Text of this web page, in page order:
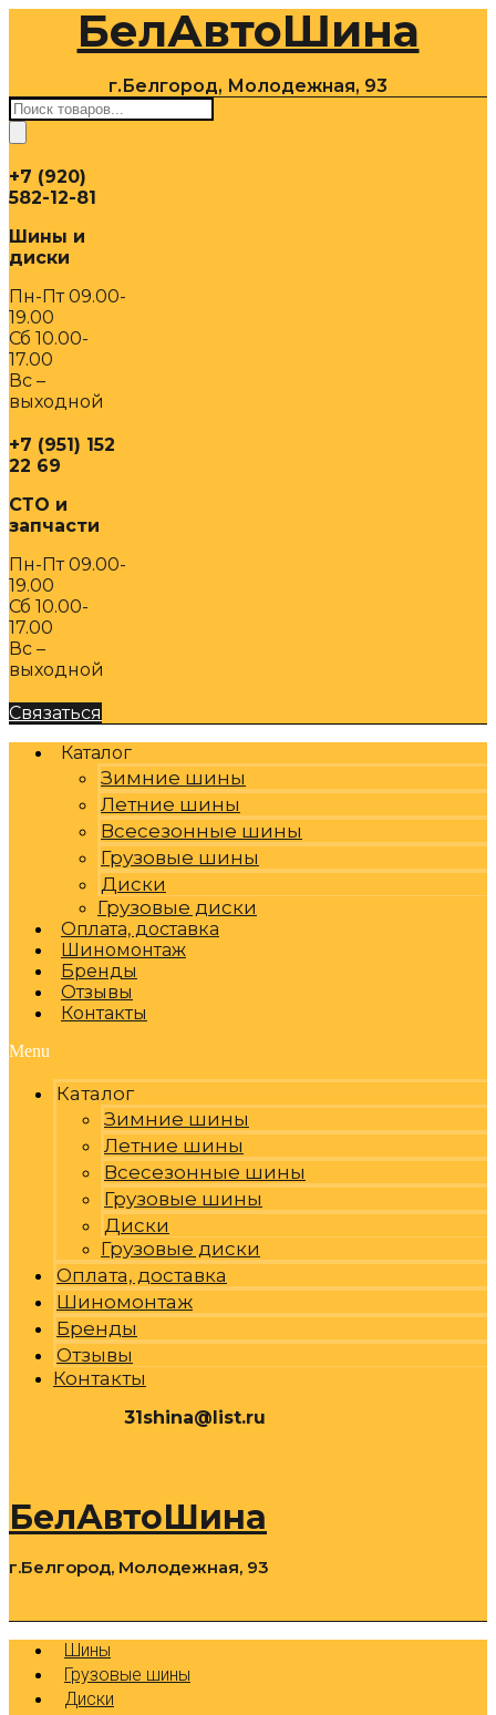
содержимомуБелАвтоШина
г.Белгород, Молодежная, 93
Поиск
товаров
+7 (920)
582-12-81
Шины и
диски
Пн-Пт 09.00-
19.00
Сб 10.00-
17.00
Вс –
выходной
+7 (951) 152
22 69
СТО и
запчасти
Пн-Пт 09.00-
19.00
Сб 10.00-
17.00
Вс –
выходной
Связаться
Каталог
Зимние шины
Летние шины
Всесезонные шины
Грузовые шины
Диски
Грузовые диски
Оплата, доставка
Шиномонтаж
Бренды
Отзывы
Контакты
Menu
Каталог
Зимние шины
Летние шины
Всесезонные шины
Грузовые шины
Диски
Грузовые диски
Оплата, доставка
Шиномонтаж
Бренды
Отзывы
Контакты
31shina@list.ru
БелАвтоШина
г.Белгород, Молодежная, 93
Шины
Грузовые шины
Диски